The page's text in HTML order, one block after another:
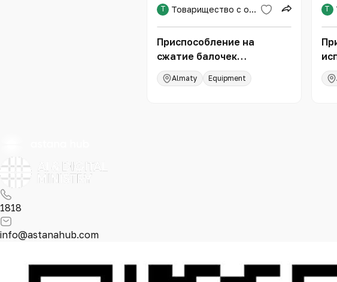
Т Товарищество с ограниченной ответственностью «Международная образовательная корпорация»
Приспособление на
сжатие балочек
40,1*40*160 мм сломанных
при изгибе
Almaty Equipment
Т
1818
info@astanahub.com